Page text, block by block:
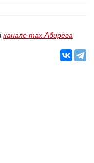
канале max Абирега